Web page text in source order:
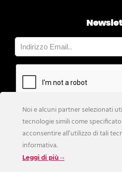
Noi e alcuni partner selezionati
tecnologie simili come
acconsentire all’utilizzo di tali
informativa.
Leggi di più